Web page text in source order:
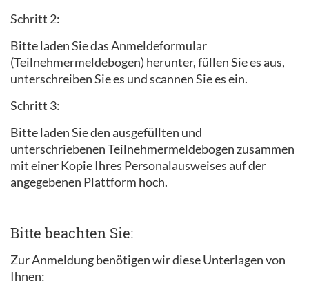
Schritt 2:
Bitte laden Sie das Anmeldeformular
(Teilnehmermeldebogen) herunter, füllen Sie es aus,
unterschreiben Sie es und scannen Sie es ein.
Schritt 3:
Bitte laden Sie den ausgefüllten und
unterschriebenen Teilnehmermeldebogen zusammen
mit einer Kopie Ihres Personalausweises auf der
angegebenen Plattform hoch.
Bitte beachten Sie:
Zur Anmeldung benötigen wir diese Unterlagen von
Ihnen: